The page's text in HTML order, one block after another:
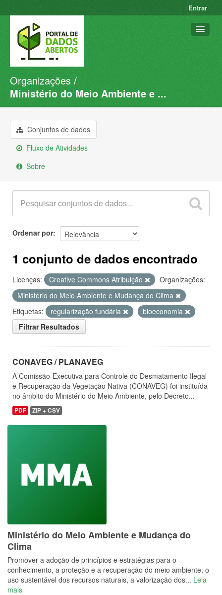
Entrar
Conjuntos de dados
Organizações
Sobre
Organizações
Ministério do Meio Ambiente e ...
Conjuntos de dados
Fluxo de Atividades
Sobre
Ordenar por
1 conjunto de dados encontrado
Licenças: Creative Commons Atribuição
Organizações:
Ministério do Meio Ambiente e Mudança do Clima
Etiquetas:
regularização fundária
bioeconomia
Filtrar Resultados
CONAVEG / PLANAVEG
A Comissão-Executiva para Controle do Desmatamento Ilegal
e Recuperação da Vegetação Nativa (CONAVEG) foi instituída
no âmbito do Ministério do Meio Ambiente, pelo Decreto...
PDF ZIP + CSV
Ministério do Meio Ambiente e Mudança do
Clima
Promover a adoção de princípios e estratégias para o
conhecimento, a proteção e a recuperação do meio ambiente, o
uso sustentável dos recursos naturais, a valorização dos... Leia
mais